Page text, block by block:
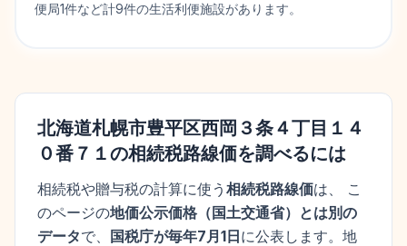
便局1件など計9件の生活利便施設があります。
北海道札幌市豊平区西岡３条４丁目１４
０番７１の相続税路線価を調べるには
相続税や贈与税の計算に使う 相続税路線価は、 こ
のページの地価公示価格 （ 国土交通省）とは別の
データで、 国税庁が毎年7月1日に公表します。 地